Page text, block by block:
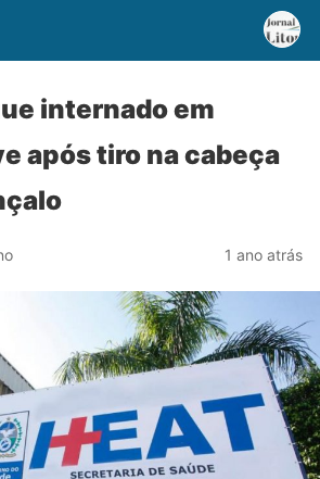
internado em
após tiro na cabeça
1 ano atrás